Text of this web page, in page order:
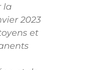
la
2023
et